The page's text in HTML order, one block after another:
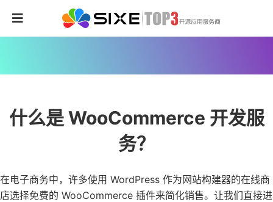
什么是 WooCommerce 开发服
务？
在电子商务中，许多使用 WordPress 作为网站构建器的在线商
店选择免费的 WooCommerce 插件来简化销售。让我们直接进